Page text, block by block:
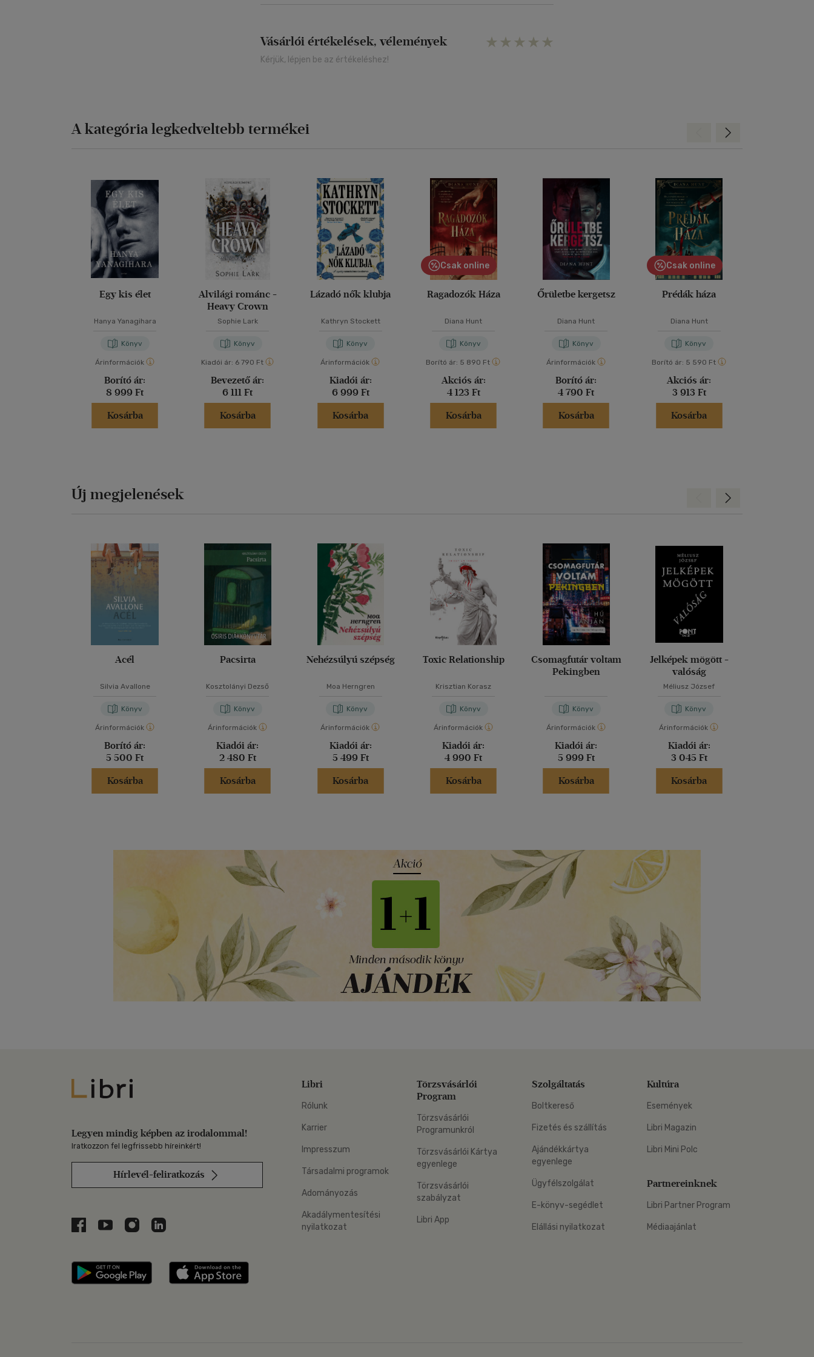
Vásárlói értékelések, vélemények
Kérjük, lépjen be az értékeléshez!
A kategória legkedveltebb termékei
Egy kis élet
Hanya Yanagihara
Könyv
Árinformációk
Borító ár:
8 999 Ft
Kosárba
Alvilági románc -
Heavy Crown
Sophie Lark
Könyv
Kiadói ár: 6 790 Ft
Bevezető ár:
6 111 Ft
Kosárba
Lázadó nők klubja
Kathryn Stockett
Könyv
Árinformációk
Kiadói ár:
6 999 Ft
Kosárba
Csak online
Ragadozók Háza
Diana Hunt
Könyv
Borító ár: 5 890 Ft
Akciós ár:
4 123 Ft
Kosárba
Őrületbe kergetsz
Diana Hunt
Könyv
Árinformációk
Borító ár:
4 790 Ft
Kosárba
Csak online
Prédák háza
Diana Hunt
Könyv
Borító ár: 5 590 Ft
Akciós ár:
3 913 Ft
Kosárba
Előre
Új megjelenések
Acél
Silvia Avallone
Könyv
Árinformációk
Borító ár:
5 500 Ft
Kosárba
Pacsirta
Kosztolányi Dezső
Könyv
Árinformációk
Kiadói ár:
2 480 Ft
Kosárba
Nehézsúlyú szépség
Moa Herngren
Könyv
Árinformációk
Kiadói ár:
5 499 Ft
Kosárba
Toxic Relationship
Krisztian Korasz
Könyv
Árinformációk
Kiadói ár:
4 990 Ft
Kosárba
Csomagfutár voltam
Pekingben
Könyv
Árinformációk
Kiadói ár:
5 999 Ft
Kosárba
Jelképek mögött -
valóság
Méliusz József
Könyv
Árinformációk
Kiadói ár:
3 045 Ft
Kosárba
Előre
Libri
Legyen mindig képben az irodalommal!
Iratkozzon fel legfrissebb híreinkért!
Hírlevél-feliratkozás
Libri a Facebookon
Libri a Youtube-on
Libri az Instagramon
Libri a LinkedInen
Libri applikáció Szerezd meg: Google Play
Libri
Rólunk
Karrier
Impresszum
Társadalmi programok
Adományozás
Akadálymentesítési
nyilatkozat
Törzsvásárlói
Program
Törzsvásárlói
Programunkról
Törzsvásárlói Kártya
egyenlege
Törzsvásárlói
szabályzat
Libri App
Szolgáltatás
Boltkereső
Fizetés és szállítás
Ajándékkártya
egyenlege
Ügyfélszolgálat
E-könyv-segédlet
Elállási nyilatkozat
Kultúra
Események
Libri Magazin
Libri Mini Polc
Partnereinknek
Libri Partner Program
Médiaajánlat